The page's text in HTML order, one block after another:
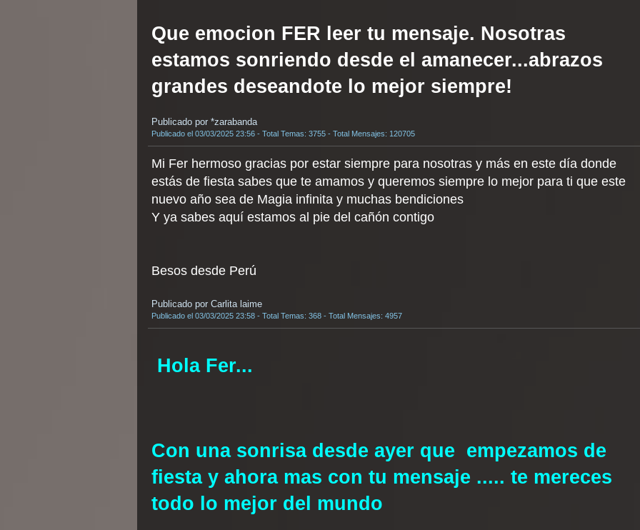
Que emocion FER leer tu mensaje. Nosotras
estamos sonriendo desde el amanecer...abrazos
grandes deseandote lo mejor siempre!
Publicado por *zarabanda
Publicado el 03/03/2025 23:56 - Total Temas: 3755 - Total Mensajes: 120705
Mi Fer hermoso gracias por estar siempre para nosotras y más en este día donde
estás de fiesta sabes que te amamos y queremos siempre lo mejor para ti que este
nuevo año sea de Magia infinita y muchas bendiciones
Y ya sabes aquí estamos al pie del cañón contigo
Besos desde Perú
Publicado por Carlita laime
Publicado el 03/03/2025 23:58 - Total Temas: 368 - Total Mensajes: 4957
Hola Fer...
Con una sonrisa desde ayer que empezamos de
fiesta y ahora mas con tu mensaje ..... te mereces
todo lo mejor del mundo